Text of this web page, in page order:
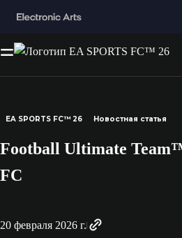
EA SPORTS FC™ 26 Новостная статья
Football Ultimate
FC
20 февраля 2026 г.